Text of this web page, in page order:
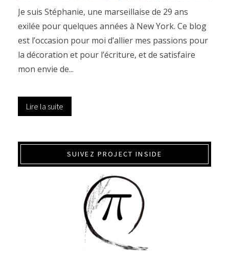
Je suis Stéphanie, une marseillaise de 29 ans
exilée pour quelques années à New York. Ce blog
est l’occasion pour moi d’allier mes passions pour
la décoration et pour l’écriture, et de satisfaire
mon envie de...
Lire la suite
SUIVEZ PROJECT INSIDE